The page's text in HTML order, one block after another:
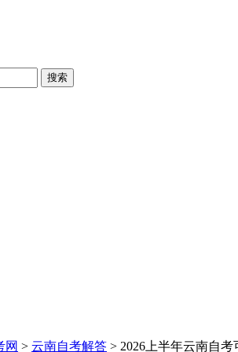
网 > 云南自考解答 > 2026上半年云南自考